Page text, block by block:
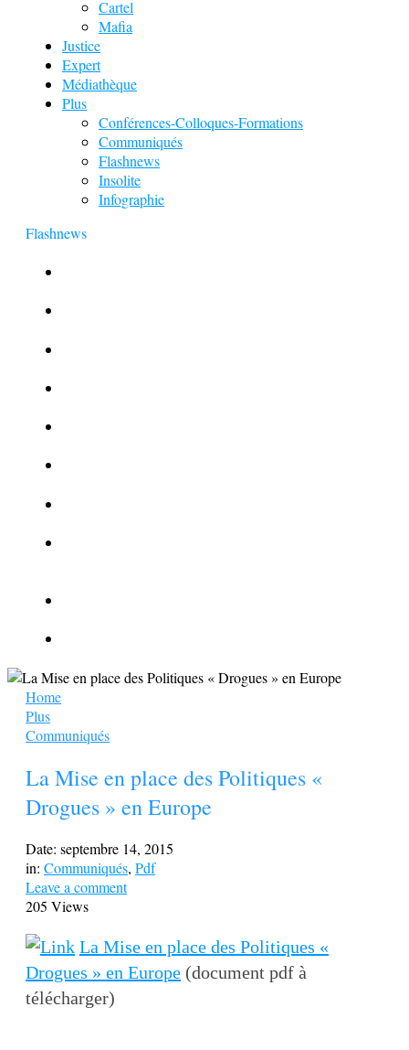
Cartel
Mafia
Justice
Expert
Médiathèque
Plus
Conférences-Colloques-Formations
Communiqués
Flashnews
Insolite
Infographie
Flashnews
Home
Plus
Communiqués
La Mise en place des Politiques «
Drogues » en Europe
Date: septembre 14, 2015
in: Communiqués, Pdf
Leave a comment
205 Views
La Mise en place des Politiques «
Drogues » en Europe (document pdf à
télécharger)